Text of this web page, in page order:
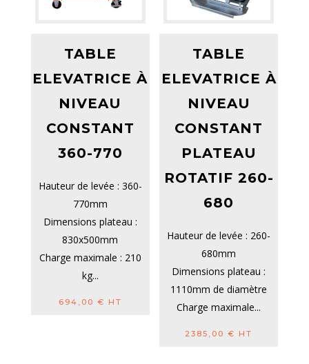
TABLE
ELEVATRICE À
NIVEAU
CONSTANT
360-770
Hauteur de levée : 360-
770mm
Dimensions plateau :
830x500mm
Charge maximale : 210
kg...
694,00 € HT
TABLE
ELEVATRICE À
NIVEAU
CONSTANT
PLATEAU
ROTATIF 260-
680
Hauteur de levée : 260-
680mm
Dimensions plateau :
1110mm de diamètre
Charge maximale...
2385,00€ HT